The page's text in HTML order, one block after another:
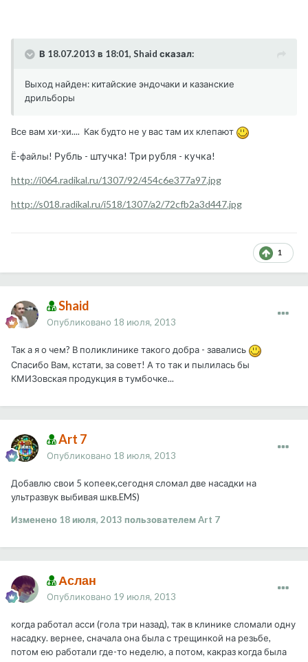
В 18.07.2013 в 18:01, Shaid сказал:
Выход найден: китайские эндочаки и казанские
дрильборы
Все вам хи-хи.... Как будто не у вас там их клепают
Ё-файлы! Рубль - штучка! Три рубля - кучка!
http://i064.radikal.ru/1307/92/454c6e377a97.jpg
http://s018.radikal.ru/i518/1307/a2/72cfb2a3d447.jpg
1
Shaid
Опубликовано 18 июля, 2013
Так а я о чем? В поликлинике такого добра - завались
Спасибо Вам, кстати, за совет! А то так и пылилась бы
КМИЗовская продукция в тумбочке...
Art 7
Опубликовано 18 июля, 2013
Добавлю свои 5 копеек,сегодня сломал две насадки на
ультразвук выбивая шкв.EMS)
Изменено 18 июля, 2013 пользователем Art 7
Аслан
Опубликовано 19 июля, 2013
когда работал асси (гола три назад), так в клинике сломали одну
насадку. вернее, сначала она была с трещинкой на резьбе,
потом ею работали где-то неделю, а потом, какраз когда была